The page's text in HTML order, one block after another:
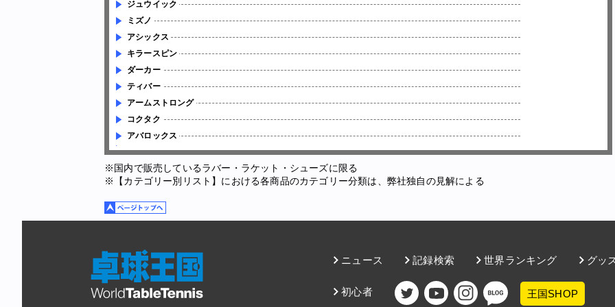
ジュウイック
ミズノ
アシックス
キラースピン
ダーカー
ティバー
アームストロング
コクタク
アバロックス
※国内で販売しているラバー・ラケット・シューズに限る
※【カテゴリー別リスト】における各商品のカテゴリー分類は、弊社独自の見解による
ニュース 記録検索 世界ランキング グッ
初心者 王国SHOP